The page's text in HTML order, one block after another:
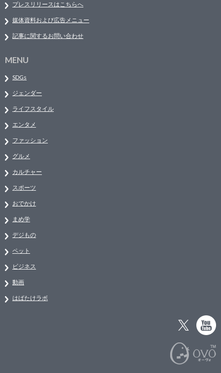
プレスリリースはこちらへ
媒体資料および広告メニュー
記事に関するお問い合わせ
MENU
SDGs
ジェンダー
ライフスタイル
エンタメ
ファッション
グルメ
カルチャー
スポーツ
おでかけ
まめ学
デジもの
ペット
ビジネス
動画
はばたけラボ